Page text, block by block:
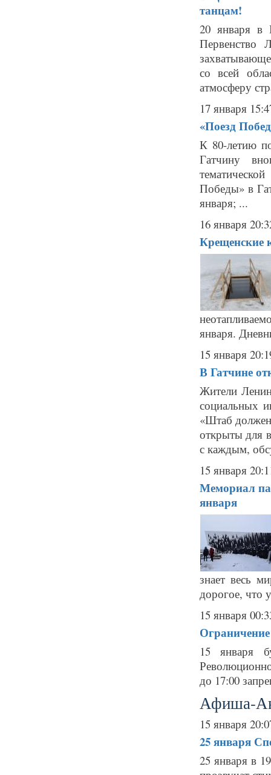
танцам!
20 января в
Первенство
со всей
атмосферу
17 января
«Поезд
К 80-летию
Гатчину
Победы» в
января; ...
16 января
Крещенские
января.
15 января
В Гатчине
Жители
социальных
«Штаб должен
открыты для
с каждым,
15 января
Мемориал
января
знает весь
дорогое, что
15 января
15 января
до 17:00
Афиша-
15 января
25 января
25 января в